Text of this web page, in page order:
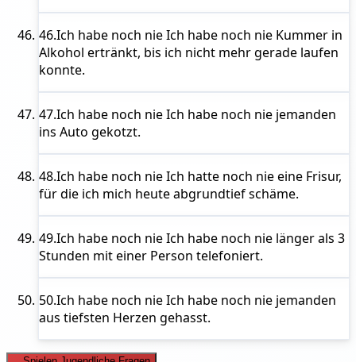
46.Ich habe noch nieIch habe noch nie Kummer in
Alkohol ertränkt, bis ich nicht mehr gerade laufen
konnte.
47.Ich habe noch nieIch habe noch nie jemanden
ins Auto gekotzt.
48.Ich habe noch nieIch hatte noch nie eine Frisur,
für die ich mich heute abgrundtief schäme.
49.Ich habe noch nieIch habe noch nie länger als 3
Stunden mit einer Person telefoniert.
50.Ich habe noch nieIch habe noch nie jemanden
aus tiefsten Herzen gehasst.